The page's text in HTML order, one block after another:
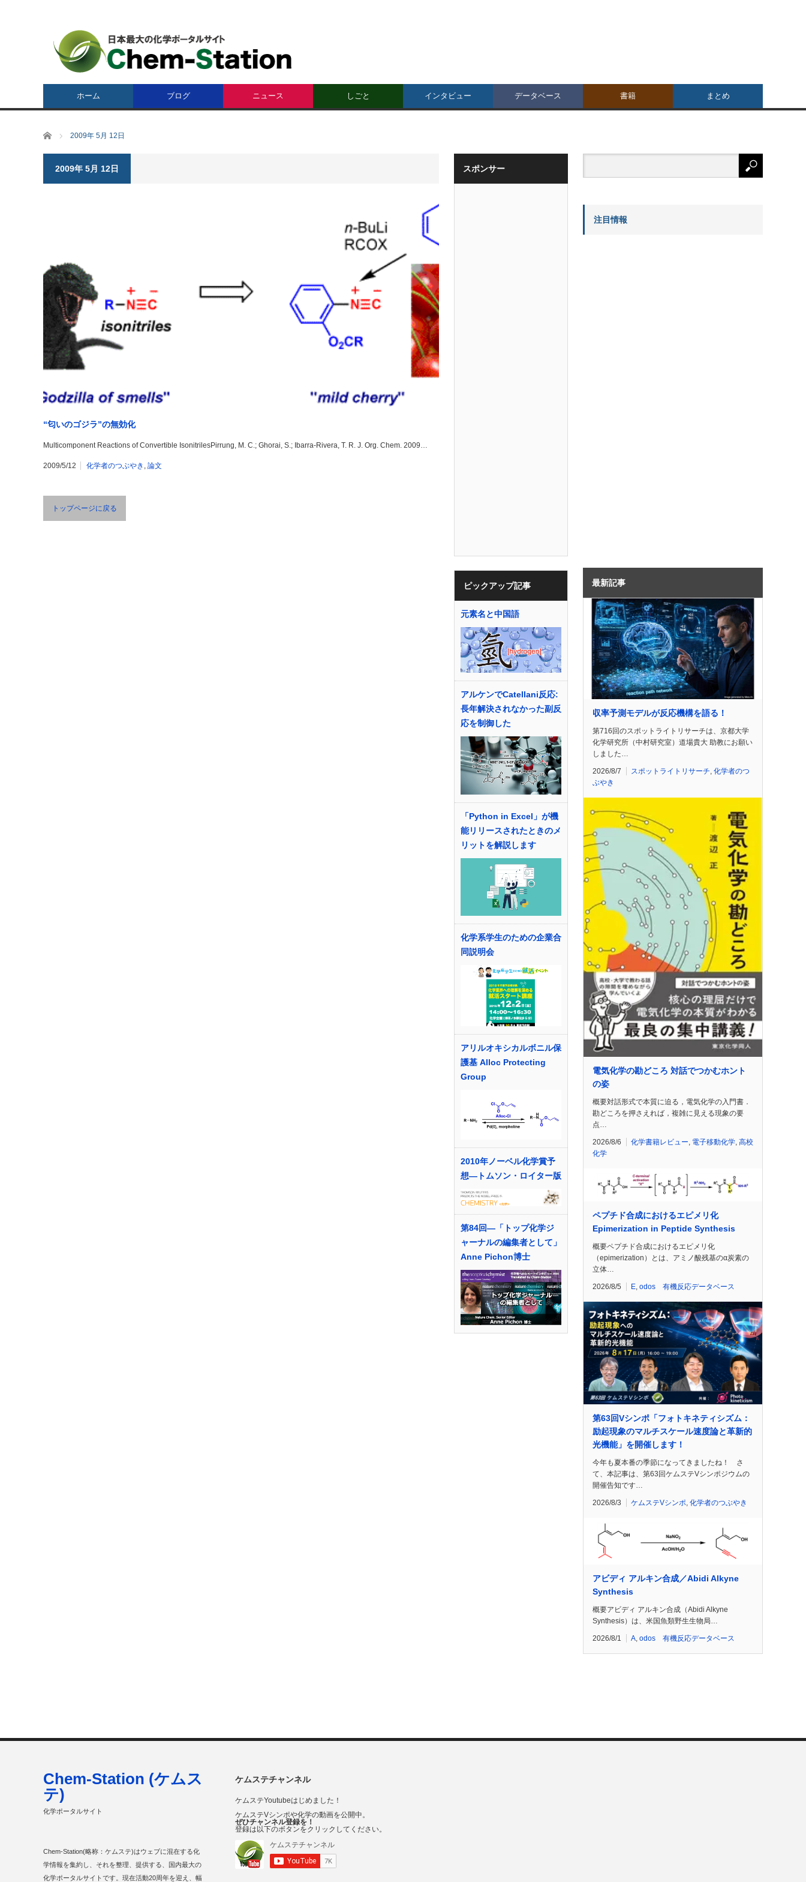
ホーム ブログ ニュース しごと インタビュー データベース 書籍 まとめ
ホーム 2009年 5月 12日
2009年 5月 12日
“匂いのゴジラ”の無効化
Multicomponent Reactions of Convertible IsonitrilesPirrung, M. C.; Ghorai, S.; Ibarra-Rivera, T. R. J. Org. Chem. 2009…
2009/5/12 化学者のつぶやき , 論文
トップページに戻る
スポンサー
ピックアップ記事
元素名と中国語
アルケンでCatellani反応:
長年解決されなかった副反
応を制御した
「Python in Excel」が機
能リリースされたときのメ
リットを解説します
化学系学生のための企業合
同説明会
アリルオキシカルボニル保
護基 Alloc Protecting
Group
2010年ノーベル化学賞予
想―トムソン・ロイター版
第84回―「トップ化学ジ
ャーナルの編集者として」
Anne Pichon博士
注目情報
最新記事
収率予測モデルが反応機構を語る！
第716回のスポットライトリサーチは、京都大学
化学研究所（中村研究室）道場貴大 助教にお願い
しました…
2026/8/7 スポットライトリサーチ 化学者のつ
ぶやき
電気化学の勘どころ 対話でつかむホント
の姿
概要対話形式で本質に迫る，電気化学の入門書．
勘どころを押さえれば，複雑に見える現象の要
点…
2026/8/6 化学書籍レビュー 電子移動化学 高校
化学
ペプチド合成におけるエピメリ化
Epimerization in Peptide Synthesis
概要ペプチド合成におけるエピメリ化
（epimerization）とは、アミノ酸残基のα炭素の
立体…
2026/8/5 E odos 有機反応データベース
第63回Vシンポ「フォトキネティシズム：
励起現象のマルチスケール速度論と革新的
光機能」を開催します！
今年も夏本番の季節になってきましたね！ さ
て、本記事は、第63回ケムステVシンポジウムの
開催告知です…
2026/8/3 ケムステVシンポ, 化学者のつぶやき
アビディ アルキン合成／Abidi Alkyne
Synthesis
概要アビディ アルキン合成（Abidi Alkyne
Synthesis）は、米国魚類野生生物局…
2026/8/1 A, odos 有機反応データベース
ケムステチャンネル
ケムステYoutubeはじめました！
ケムステVシンポや化学の動画を公開中。
ぜひチャンネル登録を！
登録は以下のボタンをクリックしてください。
Chem-Station (ケムス
テ)
化学ポータルサイト
Chem-Station(略称：ケムステ)はウェブに混在する化
学情報を集約し、それを整理、提供する、国内最大の
化学ポータルサイトです。現在活動20周年を迎え、幅